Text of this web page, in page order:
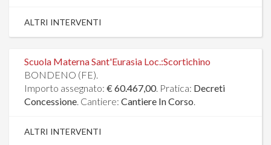
ALTRI INTERVENTI
Scuola Materna Sant'Eurasia Loc.:Scortichino
BONDENO (FE).
Importo assegnato: € 60.467,00. Pratica: Decreti
Concessione. Cantiere: Cantiere In Corso.
ALTRI INTERVENTI